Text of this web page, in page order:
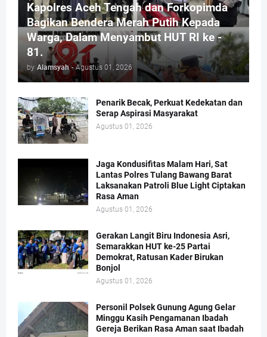
Kapolres Aceh Tengah dan Forkopimda
Bagikan Bendera Merah Putih Kepada
Warga, Dalam Menyambut HUT RI ke -
81.
by Alamsyah - Agustus 01, 2026
Penarik Becak, Perkuat Kedekatan dan
Serap Aspirasi Masyarakat
Agustus 01, 2026
Jaga Kondusifitas Malam Hari, Sat
Lantas Polres Tulang Bawang Barat
Laksanakan Patroli Blue Light Ciptakan
Rasa Aman
Agustus 01, 2026
Gerakan Langit Biru Indonesia Asri,
Semarakkan HUT ke-25 Partai
Demokrat, Ratusan Kader Birukan
Bonjol
Agustus 01, 2026
Personil Polsek Gunung Agung Gelar
Minggu Kasih Pengamanan Ibadah
Gereja Berikan Rasa Aman saat Ibadah